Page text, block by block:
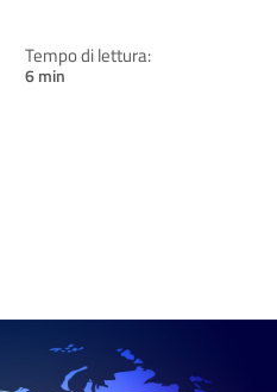
Tempo di lettura:
6 min